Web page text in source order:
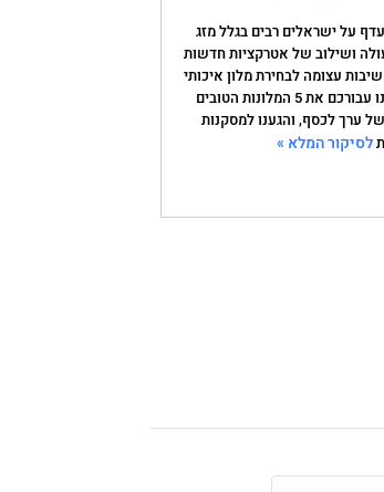
על ישראלים רבים בגלל מזג
ושילוב של אטרקציות חדשות
עצומה לבחירת מלון איכותי
ונכון במחיר טוב. סקרנו עבורכם את 5 המלונות הטובים
ערך לכסף, והגענו למסקנות
לסיקור המלא »